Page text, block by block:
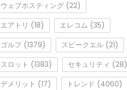
ウェブホスティング (22)
エアトリ (18) エレコム (35)
ゴルフ (1379) スピークエル (21)
スロット (1383) セキュリティ (28)
デメリット (17) トレンド (4060)